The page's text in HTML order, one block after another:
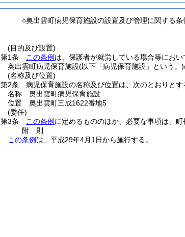
○奥出雲町病児保育施設の設置及び管理に関する条
(目的及び設置)
第1条
この条例 は、保護者が就労している場合等にお
奥出雲町病児保育施設(以下「病児保育施設」という。)
(名称及び位置)
第2条
病児保育施設の名称及び位置は、次のとおりとす
名称 奥出雲町病児保育施設
位置 奥出雲町三成1622番地5
(委任)
第3条
この条例 に定めるもののほか、必要な事項は、町
附 則
この条例 は、平成29年4月1日から施行する。